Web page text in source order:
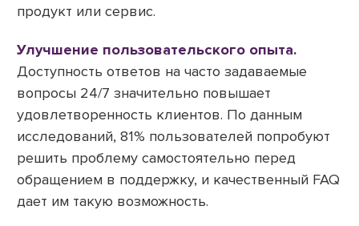
продукт или сервис.
Улучшение пользовательского опыта.
Доступность ответов на часто задаваемые
вопросы 24/7 значительно повышает
удовлетворенность клиентов. По данным
исследований, 81% пользователей попробуют
решить проблему самостоятельно перед
обращением в поддержку, и качественный FAQ
дает им такую возможность.